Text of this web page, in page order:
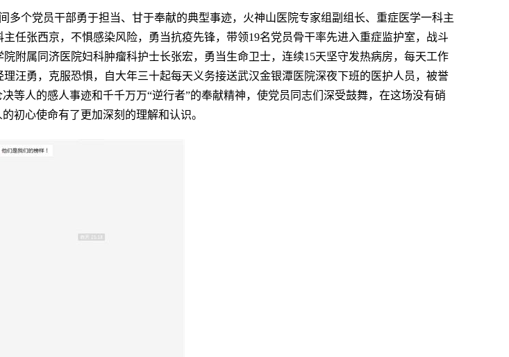
多个党员干部勇于担当、甘于奉献的典型事迹，火神山医院专家组副组长、重症医学一科主
任张西京，不惧感染风险，勇当抗疫先锋，带领19名党员骨干率先进入重症监护室，战斗
附属同济医院妇科肿瘤科护士长张宏，勇当生命卫士，连续15天坚守发热病房，每天工作
汪勇，克服恐惧，自大年三十起每天义务接送武汉金银潭医院深夜下班的医护人员，被誉
等人的感人事迹和千千万万“逆行者”的奉献精神，使党员同志们深受鼓舞，在这场没有硝
初心使命有了更加深刻的理解和认识。